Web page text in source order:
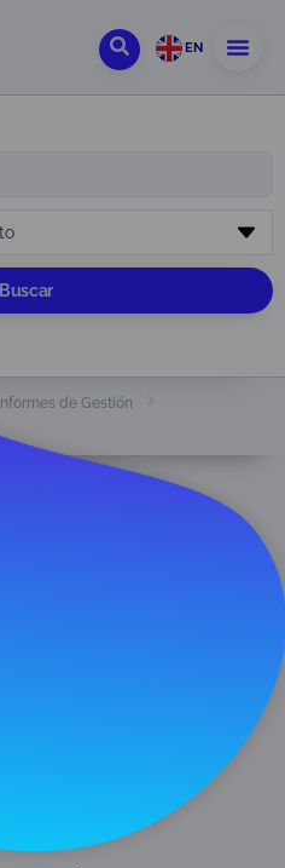
EN
Buscar
Informes de Gestión